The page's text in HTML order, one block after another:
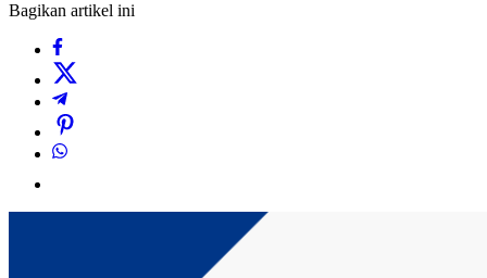
Bagikan artikel ini